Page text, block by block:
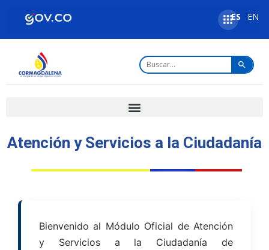
Atención y Servicios a la Ciudadanía
Bienvenido al Módulo Oficial de Atención
y Servicios a la Ciudadanía de
ES EN